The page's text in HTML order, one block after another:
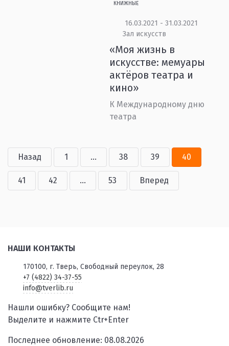
КНИЖНЫЕ
16.03.2021 - 31.03.2021
Зал искусств
«Моя жизнь в
искусстве: мемуары
актёров театра и
кино»
К Международному дню
театра
Назад 1 ... 38 39 40
41 42 ... 53 Вперед
НАШИ КОНТАКТЫ
170100, г. Тверь, Свободный переулок, 28
+7 (4822) 34-37-55
info@tverlib.ru
Нашли ошибку? Сообщите нам!
Выделите и нажмите Ctr+Enter
Последнее обновление: 08.08.2026